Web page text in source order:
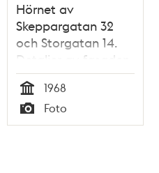
Hörnet av
Skeppargatan 32
och Storgatan 14.
Detaljer av fasaden
vid översta
våningen. Årtalet
1907 ovanför
balkongen
Tid
1968
Typ
Foto